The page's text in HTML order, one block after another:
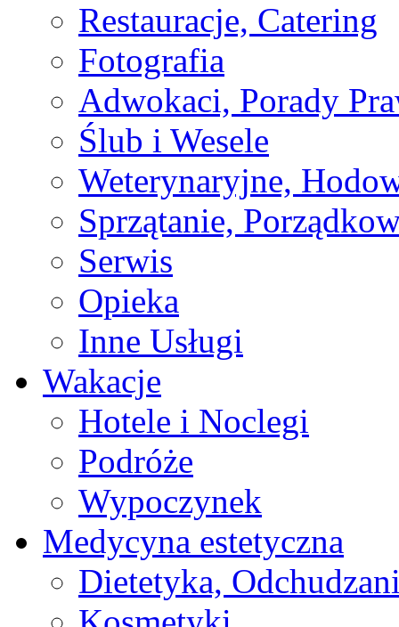
Restauracje, Catering
Fotografia
Adwokaci, Porady
Ślub i Wesele
Weterynaryjne,
Sprzątanie,
Serwis
Opieka
Inne Usługi
Wakacje
Hotele i Noclegi
Podróże
Wypoczynek
Medycyna estetyczna
Dietetyka,